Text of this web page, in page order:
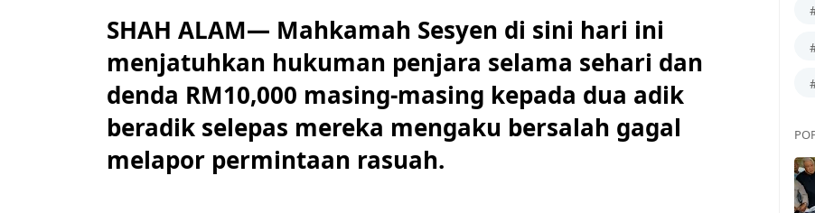
SHAH ALAM— Mahkamah Sesyen di sini hari ini
menjatuhkan hukuman penjara selama sehari dan
denda RM10,000 masing-masing kepada dua adik
beradik selepas mereka mengaku bersalah gagal
melapor permintaan rasuah.